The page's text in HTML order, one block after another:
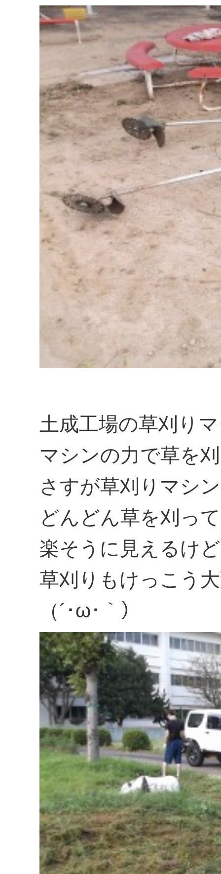
土成工場の草刈り
マシンの力で草を
さすが草刈りマシ
どんどん草を刈っ
楽そうに見えるけ
草刈りもけっこう
（´･ω･｀）